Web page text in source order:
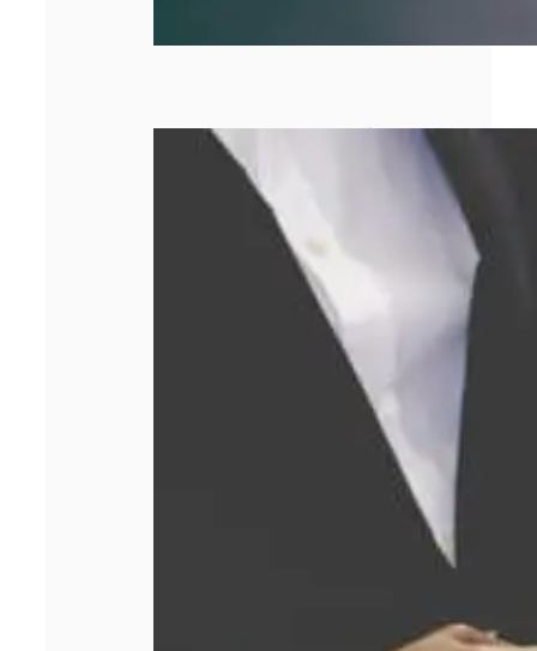
Comment obtenir
le meilleur prix
lors d’un rachat
d’or ?